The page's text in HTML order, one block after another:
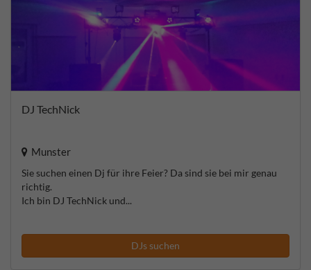
DJ TechNick
Munster
Sie suchen einen Dj für ihre Feier? Da sind sie bei mir genau
richtig.
Ich bin DJ TechNick und...
DJs suchen